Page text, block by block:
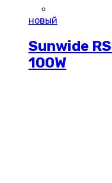
новый
Sunwide
100W